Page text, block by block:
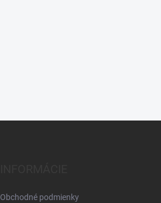
Obchodné podmienky